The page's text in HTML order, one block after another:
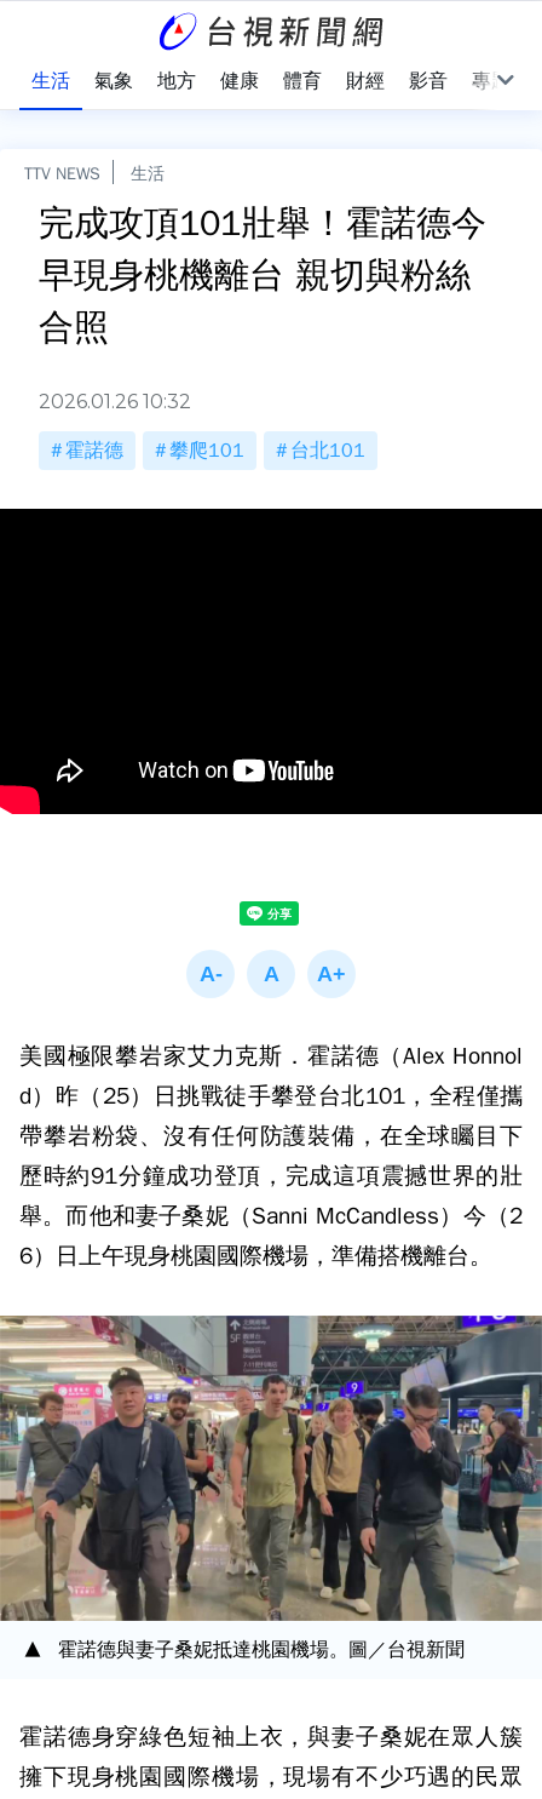
生活 氣象 地方 健康 體育 財經 影音 專題
TTV NEWS 生活
完成攻頂101壯舉！霍諾德今
早現身桃機離台 親切與粉絲
合照
2026.01.26 10:32
霍諾德 攀爬101 台北101
美國極限攀岩家艾力克斯．霍諾德（Alex Honnol
d）昨（25）日挑戰徒手攀登台北101，全程僅攜
帶攀岩粉袋、沒有任何防護裝備，在全球矚目下
歷時約91分鐘成功登頂，完成這項震撼世界的壯
舉。而他和妻子桑妮（Sanni McCandless）今（2
6）日上午現身桃園國際機場，準備搭機離台。
霍諾德與妻子桑妮抵達桃園機場。圖／台視新聞
霍諾德身穿綠色短袖上衣，與妻子桑妮在眾人簇
擁下現身桃園國際機場，現場有不少巧遇的民眾